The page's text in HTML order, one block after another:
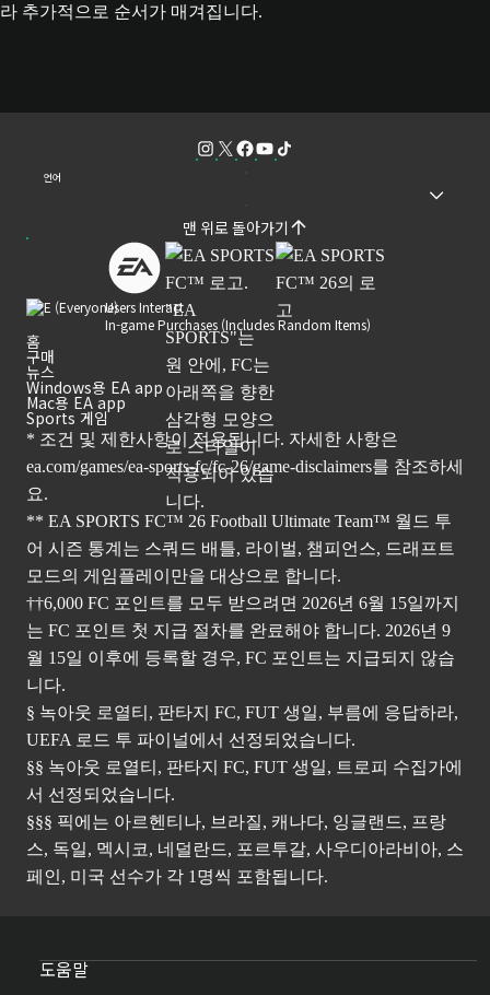
라 추가적으로 순서가 매겨집니다.
언어
맨 위로 돌아가기
Users Interact
In-game Purchases (Includes Random Items)
홈
구매
뉴스
Windows용 EA app
Mac용 EA app
Sports 게임
* 조건 및 제한사항이 적용됩니다. 자세한 사항은
ea.com/games/ea-sports-fc/fc-26/game-disclaimers를 참조하세
요.
** EA SPORTS FC™ 26 Football Ultimate Team™ 월드 투
어 시즌 통계는 스쿼드 배틀, 라이벌, 챔피언스, 드래프트
모드의 게임플레이만을 대상으로 합니다.
††6,000 FC 포인트를 모두 받으려면 2026년 6월 15일까지
는 FC 포인트 첫 지급 절차를 완료해야 합니다. 2026년 9
월 15일 이후에 등록할 경우, FC 포인트는 지급되지 않습
니다.
§ 녹아웃 로열티, 판타지 FC, FUT 생일, 부름에 응답하라,
UEFA 로드 투 파이널에서 선정되었습니다.
§§ 녹아웃 로열티, 판타지 FC, FUT 생일, 트로피 수집가에
서 선정되었습니다.
§§§ 픽에는 아르헨티나, 브라질, 캐나다, 잉글랜드, 프랑
스, 독일, 멕시코, 네덜란드, 포르투갈, 사우디아라비아, 스
페인, 미국 선수가 각 1명씩 포함됩니다.
도움말